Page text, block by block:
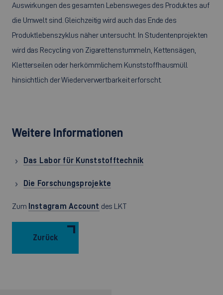
Auswirkungen des gesamten Lebensweges des Produktes auf
die Umwelt sind. Gleichzeitig wird auch das Ende des
Produktlebenszyklus näher untersucht. In Studentenprojekten
wird das Recycling von Zigarettenstummeln, Kettensägen,
Kletterseilen oder herkömmlichem Kunststoffhausmüll
hinsichtlich der Wiederverwertbarkeit erforscht.
Weitere Informationen
Das Labor für Kunststofftechnik
Die Forschungsprojekte
Zum Instagram Account des LKT
Zurück